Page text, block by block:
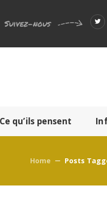
Suivez-nous
Ce qu’ils pensent
Home Posts